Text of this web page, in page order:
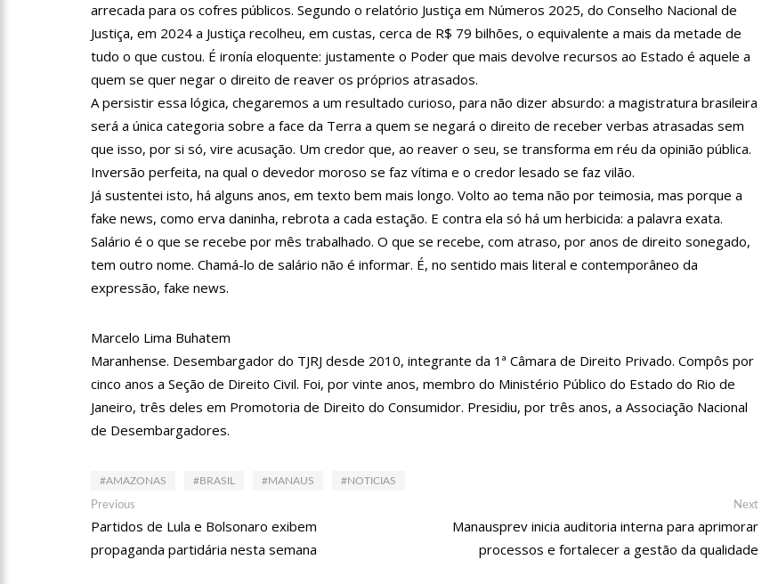
UEA e Sejusc lançam cursos de capacitação para atendimento a Pessoas com
Deficiência
11:09
Bruna Biancardi ganha mimo de R$ 820 de Neymar: ‘Se fez presente mesmo distante’
14:30 Wilson Lima entrega Caimi Ada Rodrigues Viana revitalizado à população idosa da
zona oeste
14:25
Confira quais bairros de Manaus ficarão sem energia nesta segunda-feira (15)
14:17 Motoristas de aplicativo entram em greve em todo o Brasil
13:52 Jovem sofre queimaduras de 1º grau no rosto após celular explodir
Cultura Manaus: 21ª Semana Nacional de Museus conta com vasta programação em
nove espaços culturais
arrecada para os cofres públicos. Segundo o relatório Justiça em Números 2025, do Conselho Nacional de
Justiça, em 2024 a Justiça recolheu, em custas, cerca de R$ 79 bilhões, o equivalente a mais da metade de
tudo o que custou. É ironía eloquente: justamente o Poder que mais devolve recursos ao Estado é aquele a
quem se quer negar o direito de reaver os próprios atrasados.
A persistir essa lógica, chegaremos a um resultado curioso, para não dizer absurdo: a magistratura brasileira
será a única categoria sobre a face da Terra a quem se negará o direito de receber verbas atrasadas sem
que isso, por si só, vire acusação. Um credor que, ao reaver o seu, se transforma em réu da opinião pública.
Inversão perfeita, na qual o devedor moroso se faz vítima e o credor lesado se faz vilão.
Já sustentei isto, há alguns anos, em texto bem mais longo. Volto ao tema não por teimosia, mas porque a
fake news, como erva daninha, rebrota a cada estação. E contra ela só há um herbicida: a palavra exata.
Salário é o que se recebe por mês trabalhado. O que se recebe, com atraso, por anos de direito sonegado,
tem outro nome. Chamá-lo de salário não é informar. É, no sentido mais literal e contemporâneo da
expressão, fake news.
Marcelo Lima Buhatem
Maranhense. Desembargador do TJRJ desde 2010, integrante da 1ª Câmara de Direito Privado. Compôs por
cinco anos a Seção de Direito Civil. Foi, por vinte anos, membro do Ministério Público do Estado do Rio de
Janeiro, três deles em Promotoria de Direito do Consumidor. Presidiu, por três anos, a Associação Nacional
de Desembargadores.
#AMAZONAS #BRASIL #MANAUS #NOTICIAS
Navegação
de
Post
Previous
post:
Partidos de Lula e Bolsonaro exibem
propaganda partidária nesta semana
NextNext
Manausprev inicia auditoria interna para aprimorar
processos e fortalecer a gestão da qualidade